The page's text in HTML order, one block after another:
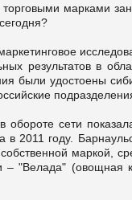
марками
результатов в
были удостоены
сети
в 2011 году.
– "Велада" (овощная